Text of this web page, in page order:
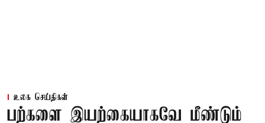
உலக செய்திகள்
பற்களை இயற்கையாகவே மீண்டும்